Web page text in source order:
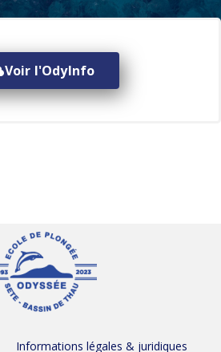
Voir l'OdyInfo
Informations légales & juridiques